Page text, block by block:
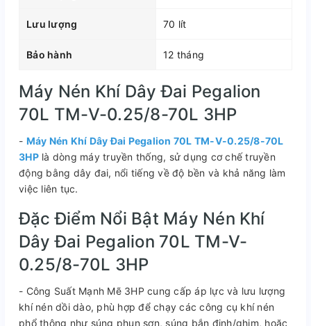
Lưu lượng 70 lít
Bảo hành 12 tháng
Máy Nén Khí Dây Đai Pegalion
70L TM-V-0.25/8-70L 3HP
- Máy Nén Khí Dây Đai Pegalion 70L TM-V-0.25/8-70L
3HPlà dòng máy truyền thống, sử dụng cơ chế truyền
động bằng dây đai, nổi tiếng về độ bền và khả năng làm
việc liên tục.
Đặc Điểm Nổi Bật Máy Nén Khí
Dây Đai Pegalion 70L TM-V-
0.25/8-70L 3HP
- Công Suất Mạnh Mẽ 3HP cung cấp áp lực và lưu lượng
khí nén dồi dào, phù hợp để chạy các công cụ khí nén
phổ thông như súng phun sơn, súng bắn đinh/ghim, hoặc